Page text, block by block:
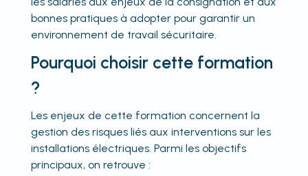
bonnes pratiques à adopter pour garantir un
environnement de travail sécuritaire.
Pourquoi choisir cette formation
?
Les enjeux de cette formation concernent la
gestion des risques liés aux interventions sur les
installations électriques. Parmi les objectifs
principaux, on retrouve :